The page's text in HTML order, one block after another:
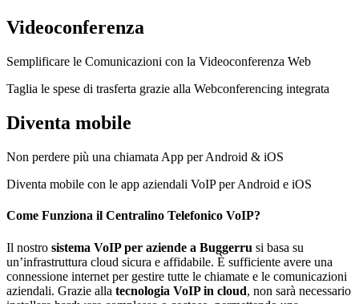
Videoconferenza
Semplificare le Comunicazioni con la Videoconferenza Web
Taglia le spese di trasferta grazie alla Webconferencing integrata
Diventa mobile
Non perdere più una chiamata App per Android & iOS
Diventa mobile con le app aziendali VoIP per Android e iOS
Come Funziona il Centralino Telefonico VoIP?
Il nostro sistema VoIP per aziende a Buggerru si basa su
un’infrastruttura cloud sicura e affidabile. È sufficiente avere una
connessione internet per gestire tutte le chiamate e le comunicazioni
aziendali. Grazie alla tecnologia VoIP in cloud, non sarà necessario